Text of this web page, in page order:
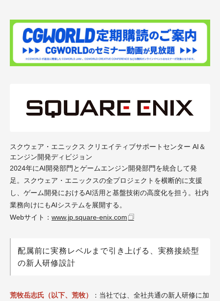
スクウェア・エニックス クリエイティブサポートセンター AI＆
エンジン開発ディビジョン
2024年にAI開発部門とゲームエンジン開発部門を統合して発
足。スクウェア・エニックスの全プロジェクトを横断的に支援
し、ゲーム開発におけるAI活用と基盤技術の高度化を担う。社内
業務向けにもAIシステムを展開する。
Webサイト： www.jp.square-enix.com
配属前に実務レベルまで引き上げる、実務接続型
の新人研修設計
荒牧岳志氏（以下、荒牧）
：当社では、全社共通の新人研修に加